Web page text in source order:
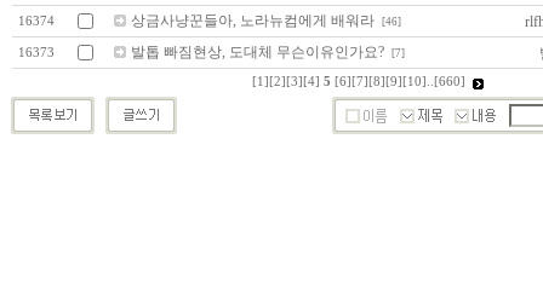
16374 상금사냥꾼들아, 노라뉴컴에게 배워라 [46]
16373 발톱 빠짐현상, 도대체 무슨이유인가요? [7]
[1] [2] [3] [4] 5 [6] [7] [8] [9] [10] [660]